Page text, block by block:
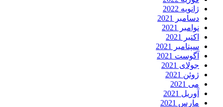
ژانویه 2022
دسامبر 2021
نوامبر 2021
اکتبر 2021
سپتامبر 2021
آگوست 2021
جولای 2021
ژوئن 2021
می 2021
آوریل 2021
مارس 2021